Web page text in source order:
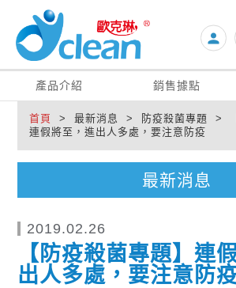
person
產品介紹 銷售據點
首頁
> 最新消息 > 防疫殺菌專題 > 【
連假將至，進出人多處，要注意防疫
最新消息
2019.02.26
【防疫殺菌專題】連
出人多處，要注意防